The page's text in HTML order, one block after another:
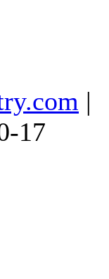
|
17